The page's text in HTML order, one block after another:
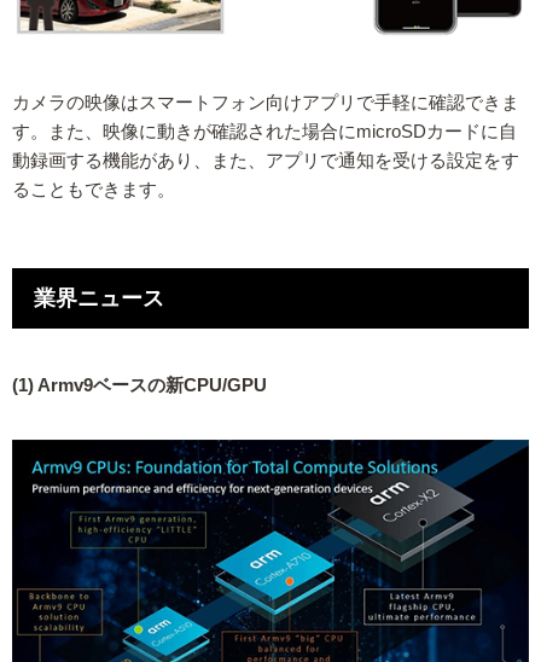
カメラの映像はスマートフォン向けアプリで手軽に確認できま
す。また、映像に動きが確認された場合にmicroSDカードに自
動録画する機能があり、また、アプリで通知を受ける設定をす
ることもできます。
業界ニュース
(1) Armv9ベースの新CPU/GPU